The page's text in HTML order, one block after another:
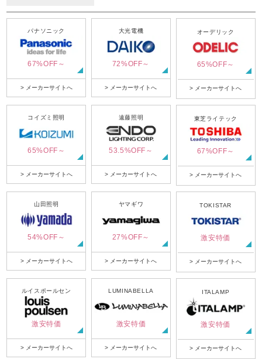
パナソニック
67%OFF～
> メーカーサイトへ
大光電機
72%OFF～
> メーカーサイトへ
オーデリック
65%OFF～
> メーカーサイトへ
コイズミ照明
65%OFF～
> メーカーサイトへ
遠藤照明
53.5%OFF～
> メーカーサイトへ
東芝ライテック
67%OFF～
> メーカーサイトへ
山田照明
54%OFF～
> メーカーサイトへ
ヤマギワ
27%OFF～
> メーカーサイトへ
TOKISTAR
激安特価
> メーカーサイトへ
ルイスポールセン
激安特価
> メーカーサイトへ
LUMINABELLA
激安特価
> メーカーサイトへ
ITALAMP
激安特価
> メーカーサイトへ